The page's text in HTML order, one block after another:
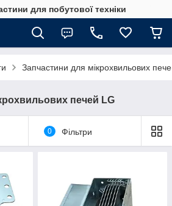
для побутової техніки
Запчастини для мікрохвильових
печей LG
0 Фільтри